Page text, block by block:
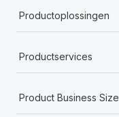
Productoplossingen
Productservices
Product Business Size